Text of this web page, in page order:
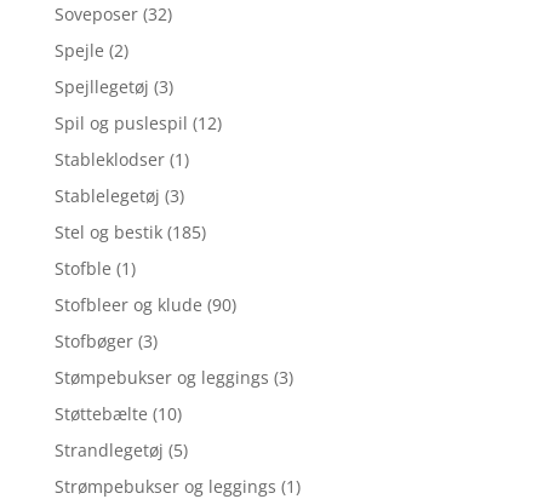
Soveposer (32)
Spejle (2)
Spejllegetøj (3)
Spil og puslespil (12)
Stableklodser (1)
Stablelegetøj (3)
Stel og bestik (185)
Stofble (1)
Stofbleer og klude (90)
Stofbøger (3)
Stømpebukser og leggings (3)
Støttebælte (10)
Strandlegetøj (5)
Strømpebukser og leggings (1)